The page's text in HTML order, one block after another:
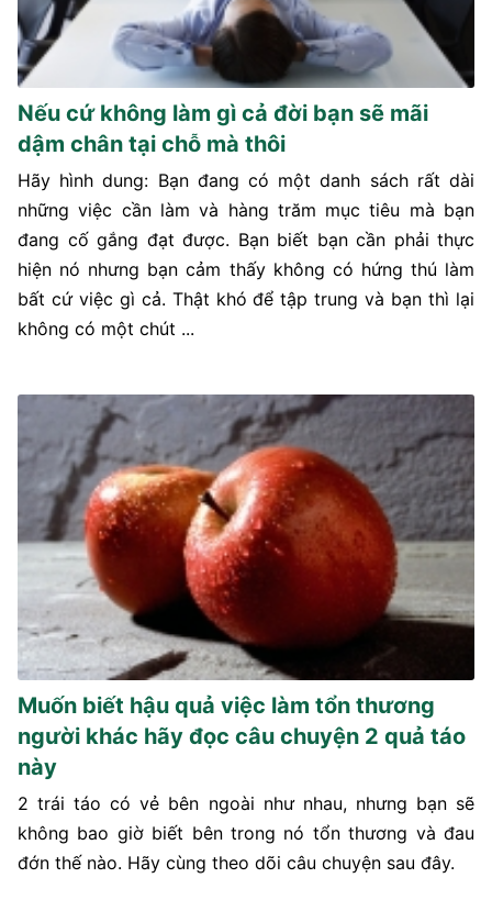
Nếu cứ không làm gì cả đời bạn sẽ mãi
dậm chân tại chỗ mà thôi
Hãy hình dung: Bạn đang có một danh sách rất dài
những việc cần làm và hàng trăm mục tiêu mà bạn
đang cố gắng đạt được. Bạn biết bạn cần phải thực
hiện nó nhưng bạn cảm thấy không có hứng thú làm
bất cứ việc gì cả. Thật khó để tập trung và bạn thì lại
không có một chút ...
Muốn biết hậu quả việc làm tổn thương
người khác hãy đọc câu chuyện 2 quả táo
này
2 trái táo có vẻ bên ngoài như nhau, nhưng bạn sẽ
không bao giờ biết bên trong nó tổn thương và đau
đớn thế nào. Hãy cùng theo dõi câu chuyện sau đây.